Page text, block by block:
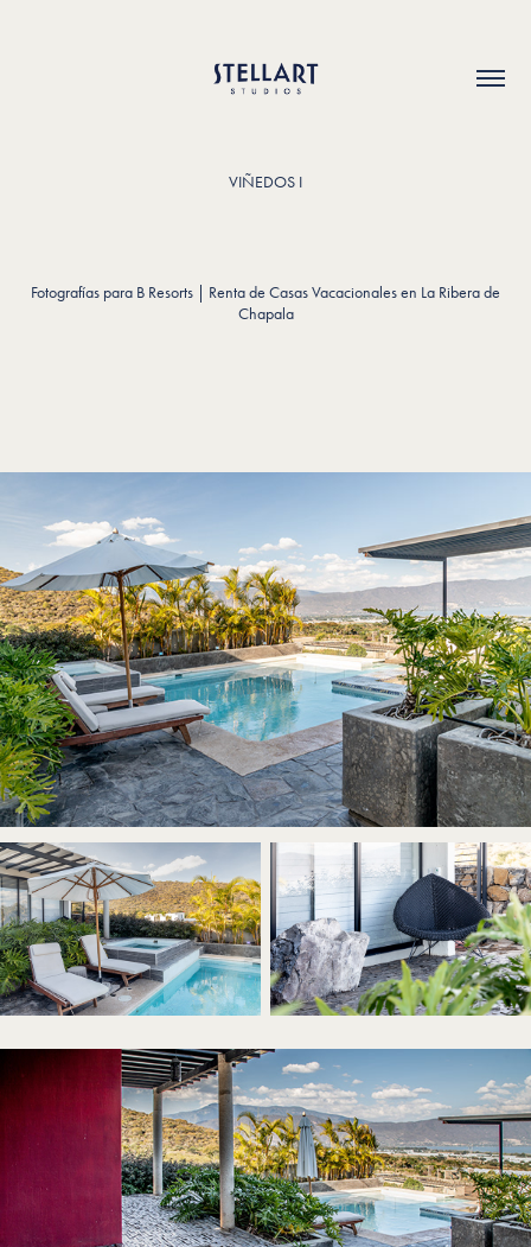
VIÑEDOS I
Fotografías para B Resorts | Renta de Casas Vacacionales en La Ribera de
Chapala